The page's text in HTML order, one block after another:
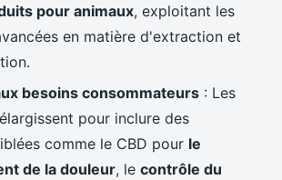
pour animaux, exploitant les
en matière d'extraction et
besoins consommateurs : Les
pour inclure des
comme le CBD pour le
de la douleur, le contrôle du